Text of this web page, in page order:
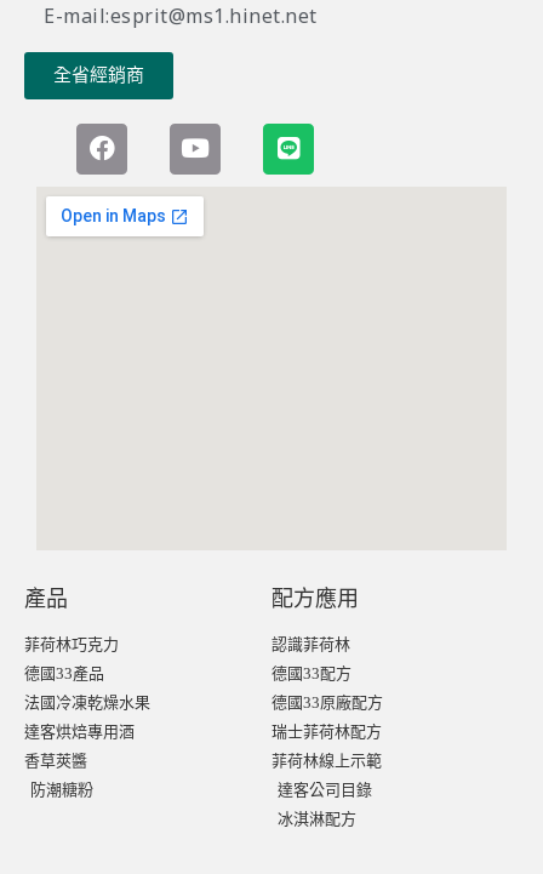
E-mail:esprit@ms1.hinet.net
全省經銷商
產品
菲荷林巧克力
德國33產品
法國冷凍乾燥水果
達客烘焙專用酒
香草莢醬
防潮糖粉
配方應用
認識菲荷林
德國33配方
德國33原廠配方
瑞士菲荷林配方
菲荷林線上示範
達客公司目錄
冰淇淋配方